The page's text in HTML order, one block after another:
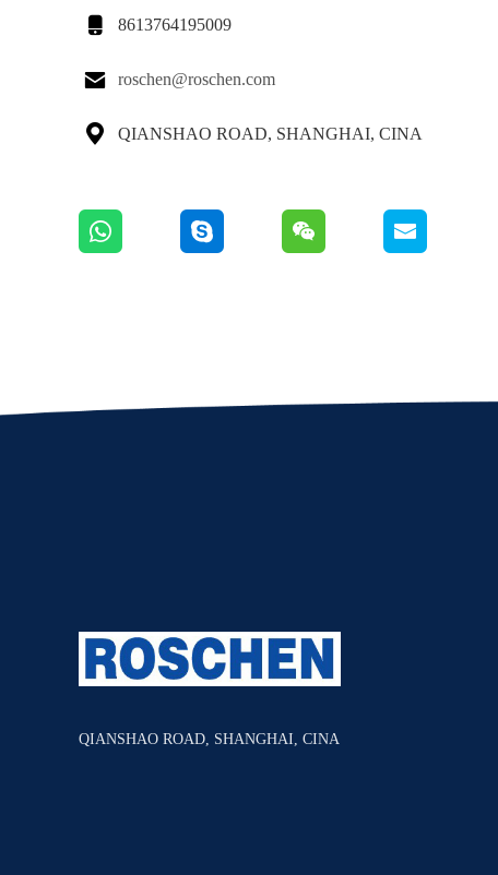
 8613764195009
 roschen@roschen.com
 QIANSHAO ROAD, SHANGHAI, CINA
QIANSHAO ROAD, SHANGHAI, CINA